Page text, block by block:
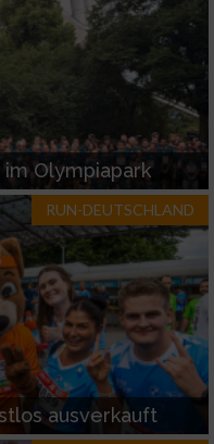
Olympiapark
RUN-DEUTSCHLAND
ausverkauft